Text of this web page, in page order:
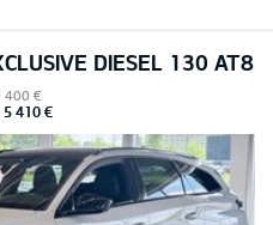
DIESEL 130 AT8
400 €
5 410 €